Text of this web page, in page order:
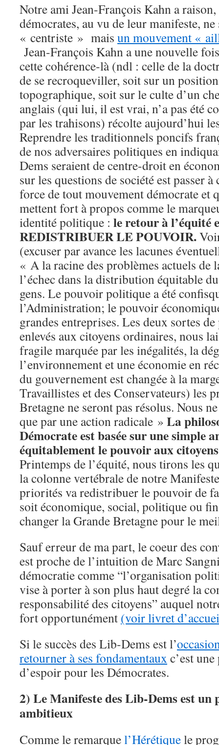
Notre ami Jean-François Kahn a
démocrates, au vu de leur manifeste,
« centriste » mais un mouvement «
Jean-François Kahn a une nouvelle
cette cohérence-là (ndl : celle de la
de se recroqueviller, soit sur un
topographique, soit sur le culte d’un
anglais (qui lui, il est vrai, n’a pas été
par les trahisons) récolte aujourd’hui
Reprendre les traditionnels poncifs
de nos adversaires politiques en
Dems seraient de centre-droit en
sur les questions de société est passer
force de tout mouvement démocrate et
mettent fort à propos comme le
identité politique : le retour à l’équité
REDISTRIBUER LE POUVOIR.
(excuser par avance les lacunes
« A la racine des problèmes actuels de
l’échec dans la distribution équitable
gens. Le pouvoir politique a été
l’Administration; le pouvoir
grandes entreprises. Les deux sortes
enlevés aux citoyens ordinaires, nous
fragile marquée par les inégalités, la
l’environnement et une économie en
du gouvernement est changée à la
Travaillistes et des Conservateurs) les
Bretagne ne seront pas résolus. Nous
que par une action radicale » La
Démocrate est basée sur une simple
équitablement le pouvoir aux
Printemps de l’équité, nous tirons les
la colonne vertébrale de notre
priorités va redistribuer le pouvoir de
soit économique, social, politique ou
changer la Grande Bretagne pour le
Sauf erreur de ma part, le coeur des
est proche de l’intuition de Marc
démocratie comme “l’organisation
vise à porter à son plus haut degré la
responsabilité des citoyens” auquel
fort opportunément (voir livret
Si le succès des Lib-Dems est l’
retourner à ses fondamentaux c’est
d’espoir pour les Démocrates.
2) Le Manifeste des Lib-Dems est
ambitieux
Comme le remarquel’Hérétiquele